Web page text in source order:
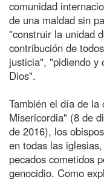
comunidad
de una maldad sin
"construir la unidad
contribución de
justicia", "pidiendo y
Dios".
También el día de la
Misericordia" (8 de
de 2016), los
en todas las
pecados cometidos
genocidio. Como